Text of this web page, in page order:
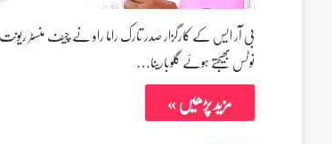
بی آر ایس کے کارگزار صدر تارک راما راو نے چیف منسٹر
نوٹس بھیجتے ہوئے گلوبارینا…
مزید پڑھیں »